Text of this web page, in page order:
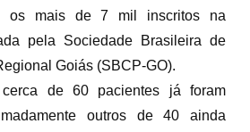
os mais de 7 mil inscritos na
pela Sociedade Brasileira de
Goiás (SBCP-GO).
de 60 pacientes já foram
outros de 40 ainda